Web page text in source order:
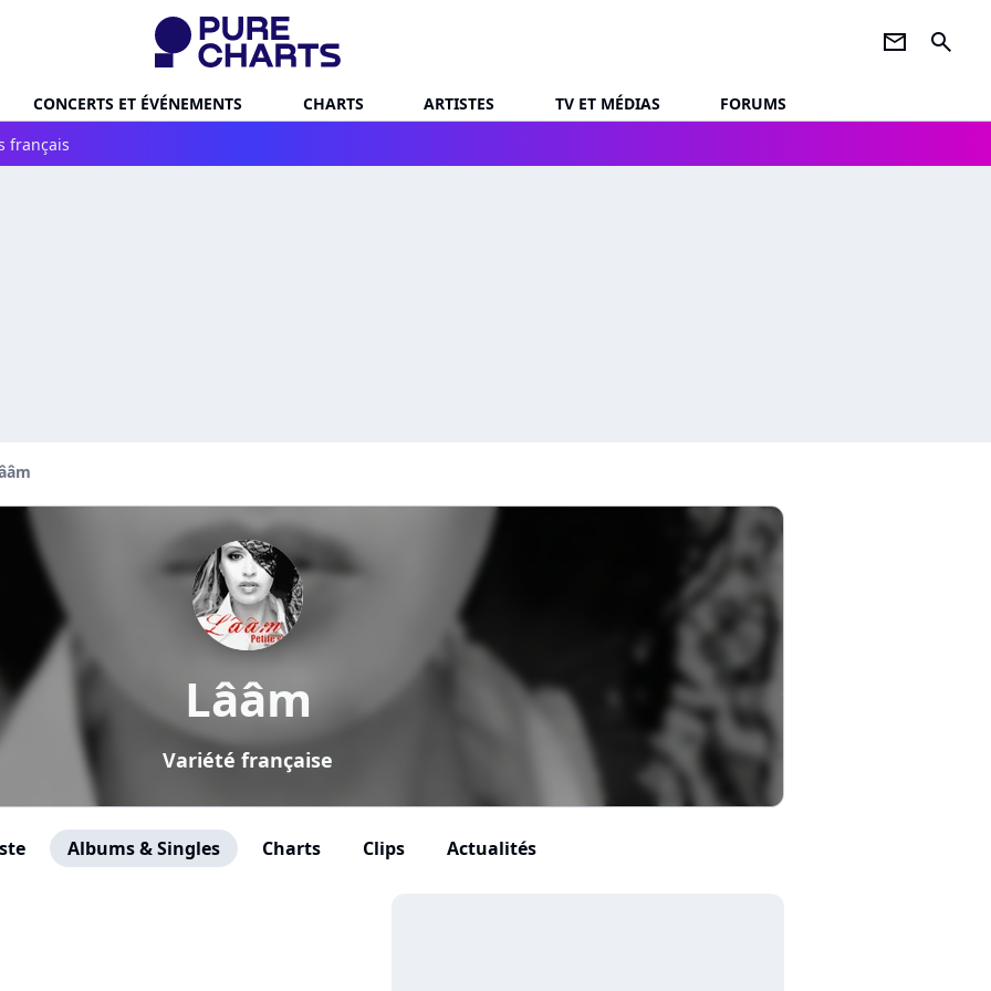
newsletter search
CONCERTS ET ÉVÉNEMENTS CHARTS ARTISTES TV ET MÉDIAS
FORUMS
français
Lââm
Variété française
Albums & Singles Charts Clips Actualités